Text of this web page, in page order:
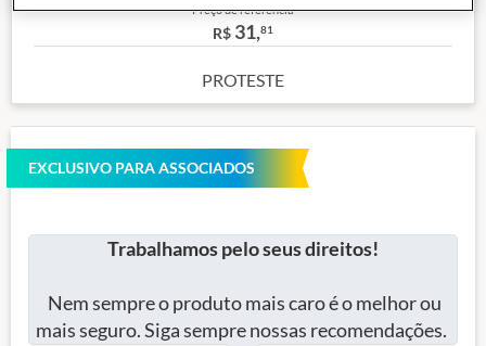
Preço de referência
R$ 31,81
PROTESTE
EXCLUSIVO PARA ASSOCIADOS
Trabalhamos pelo seus direitos!
Nem sempre o produto mais caro é o melhor ou
mais seguro. Siga sempre nossas recomendações.